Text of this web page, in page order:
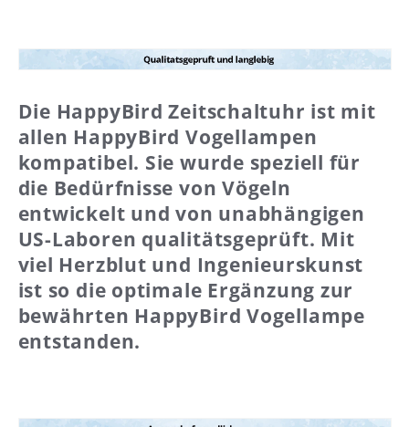
Die HappyBird Zeitschaltuhr ist mit
allen HappyBird Vogellampen
kompatibel. Sie wurde speziell für
die Bedürfnisse von Vögeln
entwickelt und von unabhängigen
US-Laboren qualitätsgeprüft. Mit
viel Herzblut und Ingenieurskunst
ist so die optimale Ergänzung zur
bewährten HappyBird Vogellampe
entstanden.